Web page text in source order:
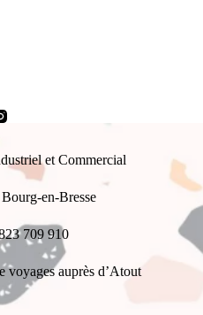
et Commercial
en-Bresse
709 910
voyages auprès d’Atout